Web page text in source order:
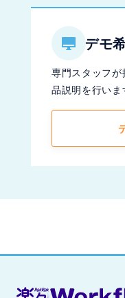
デモ
専門スタッフが
品説明を行いま